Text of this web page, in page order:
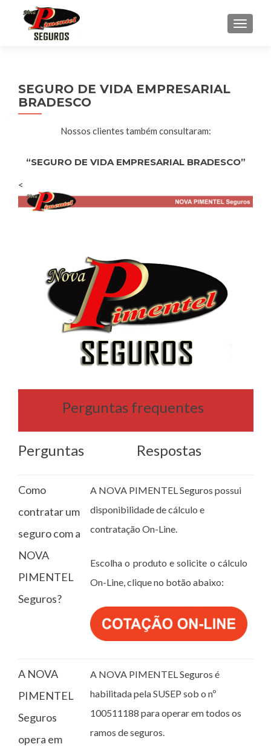
SEGURO DE VIDA EMPRESARIAL
BRADESCO
Nossos clientes também consultaram:
“SEGURO DE VIDA EMPRESARIAL BRADESCO”
<
Perguntas frequentes
Perguntas Respostas
Como
contratar um
seguro com a
NOVA
PIMENTEL
Seguros?
A NOVA PIMENTEL Seguros possui
disponibilidade de cálculo e
contratação On-Line.
Escolha o produto e solicite o cálculo
On-Line, clique no botão abaixo:
A NOVA
PIMENTEL
Seguros
opera em
A NOVA PIMENTEL Seguros é
habilitada pela SUSEP sob o nº
100511188 para operar em todos os
ramos de seguros.